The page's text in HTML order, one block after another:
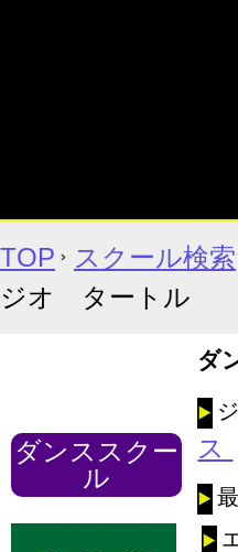
TOP スクール検索
ジオ タートル
ダンススクー
ル
ダ
ス